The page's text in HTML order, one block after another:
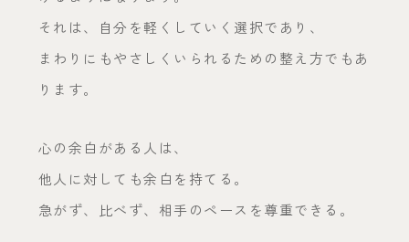
それは、自分を軽くしていく選択であり、
まわりにもやさしくいられるための整え方でもあ
ります。
心の余白がある人は、
他人に対しても余白を持てる。
急がず、比べず、相手のペースを尊重できる。